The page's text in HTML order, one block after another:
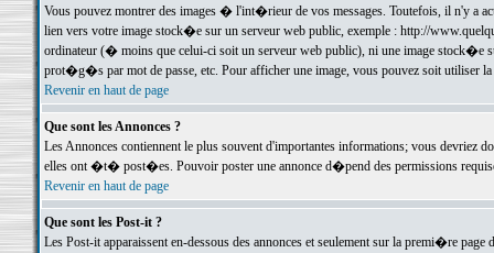
Vous pouvez montrer des images � l'int�rieur de vos messages. Toutefois, il n'y a
lien vers votre image stock�e sur un serveur web public, exemple : http://
ordinateur (� moins que celui-ci soit un serveur web public), ni une image stock�e
prot�g�s par mot de passe, etc. Pour afficher une image, vous pouvez soit
Revenir en haut de page
Que sont les Annonces ?
Les Annonces contiennent le plus souvent d'importantes informations; vous devriez
elles ont �t� post�es. Pouvoir poster une annonce d�pend des permissions
Revenir en haut de page
Que sont les Post-it ?
Les Post-it apparaissent en-dessous des annonces et seulement sur la premi�re